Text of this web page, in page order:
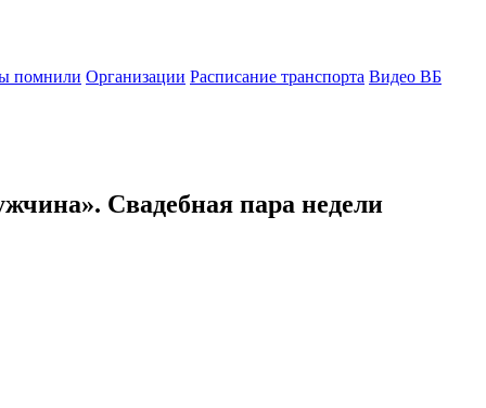
помнили Организации Расписание транспорта Видео ВБ
Свадебная пара недели